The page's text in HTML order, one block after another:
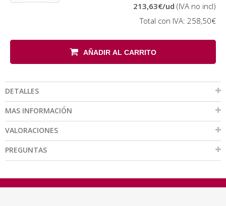
213,63€/ud (IVA no incl)
Total con IVA: 258,50€
AÑADIR AL CARRITO
DETALLES
MAS INFORMACIÓN
VALORACIONES
PREGUNTAS